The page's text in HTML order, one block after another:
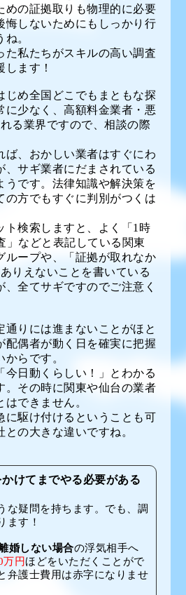
めの証拠取りも物理的に必要
悔しないためにもしっかり行
。
た私たちがスキルの高い調査
ます！
じめ全国どこでもまともな探
に少なく、高額料金業者・悪
る業界ですので、相談の際
ば、おかしい業者はすぐにわ
、サギ業者にだまされている
うです。法律知識や解決策を
の方でもすぐに判別がつくは
ト検索しますと、よく「1時
」などと表記している関東
ループや、「証拠が取れなか
りえないことを書いている
、全てサギですのでご注意く
通りには進まないことがほと
配偶者が動く日を確実に把握
らです。
今日動くらしい！」とわかる
。その時に関東や仙台の業者
できません。
に駆け付けるということも可
の大きな違いですね。
けてまでやる必要がある
な疑問を持ちます。 でも、調
ます！
婚しない場合の浮気相手へ
万円ほどをいただくことがで
弁護士費用は赤字になりませ